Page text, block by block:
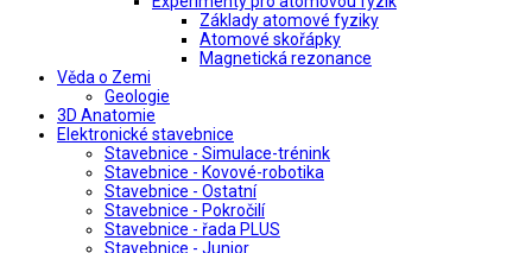
Základy atomové fyziky
Atomové skořápky
Magnetická rezonance
Věda o Zemi
Geologie
3D Anatomie
Elektronické stavebnice
Stavebnice - Simulace-trénink
Stavebnice - Kovové-robotika
Stavebnice - Ostatní
Stavebnice - Pokročilí
Stavebnice - řada PLUS
Stavebnice - Junior